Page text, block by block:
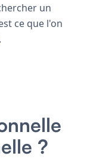
un
ce que l'on
.
?